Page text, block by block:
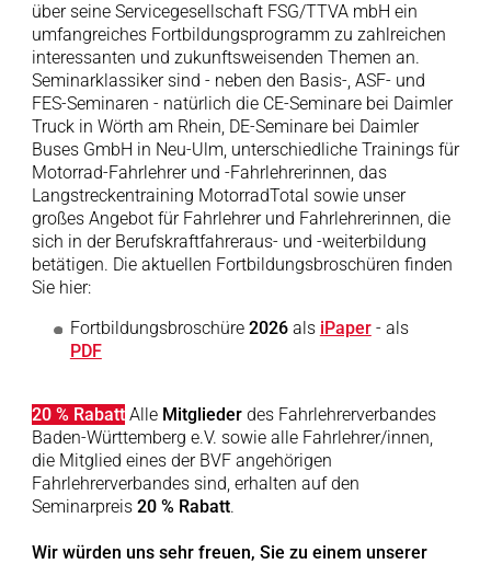
über seine Servicegesellschaft FSG/TTVA mbH ein
umfangreiches Fortbildungsprogramm zu zahlreichen
interessanten und zukunftsweisenden Themen an.
Seminarklassiker sind - neben den Basis-, ASF- und
FES-Seminaren - natürlich die CE-Seminare bei Daimler
Truck in Wörth am Rhein, DE-Seminare bei Daimler
Buses GmbH in Neu-Ulm, unterschiedliche Trainings für
Motorrad-Fahrlehrer und -Fahrlehrerinnen, das
Langstreckentraining MotorradTotal sowie unser
großes Angebot für Fahrlehrer und Fahrlehrerinnen, die
sich in der Berufskraftfahreraus- und -weiterbildung
betätigen. Die aktuellen Fortbildungsbroschüren finden
Sie hier:
Fortbildungsbroschüre 2026 als iPaper- als
PDF
20 % RabattAlle Mitglieder des Fahrlehrerverbandes
Baden-Württemberg e.V. sowie alle Fahrlehrer/innen,
die Mitglied eines der BVF angehörigen
Fahrlehrerverbandes sind, erhalten auf den
Seminarpreis 20 % Rabatt.
Wir würden uns sehr freuen, Sie zu einem unserer